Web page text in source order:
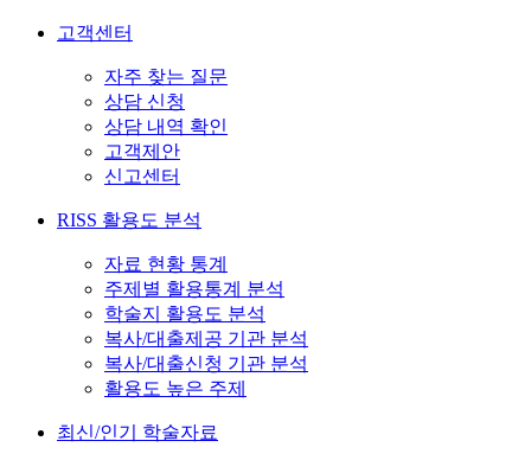
고객센터
자주 찾는 질문
상담 신청
상담 내역 확인
고객제안
신고센터
RISS 활용도 분석
자료 현황 통계
주제별 활용통계 분석
학술지 활용도 분석
복사/대출제공 기관 분석
복사/대출신청 기관 분석
활용도 높은 주제
최신/인기 학술자료